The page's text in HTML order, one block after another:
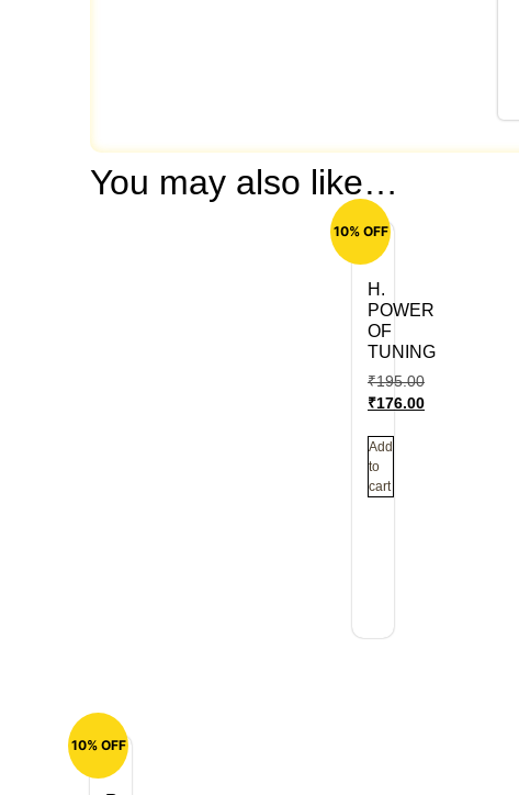
You may also like…
10% OFF
H.
POWER
OF
TUNING
₹195.00
₹176.00
Add
to
cart
10% OFF